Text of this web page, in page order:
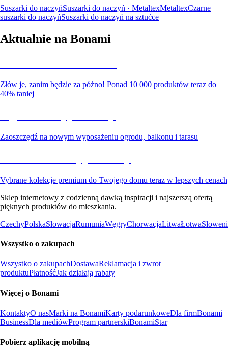
Suszarki do naczyńSuszarki do naczyń · MetaltexMetaltexCzarne
suszarki do naczyńSuszarki do naczyń na sztućce
Aktualnie na Bonami
Złów je, zanim będzie za późno! Ponad 10 000 produktów teraz do
40% taniej
Zaoszczędź na nowym wyposażeniu ogrodu, balkonu i tarasu
Vybrane kolekcje premium do Twojego domu teraz w lepszych cenach
Sklep internetowy z codzienną dawką inspiracji i najszerszą ofertą
pięknych produktów do mieszkania.
CzechyPolskaSłowacjaRumuniaWęgryChorwacjaLitwaŁotwa
Wszystko o zakupach
Wszystko o zakupachDostawaReklamacja i zwrot
produktuPłatnośćJak działają rabaty
Więcej o Bonami
KontaktyO nasMarki na BonamiKarty podarunkoweDla firmBonami
BusinessDla mediówProgram partnerskiBonamiStar
Pobierz aplikację mobilną